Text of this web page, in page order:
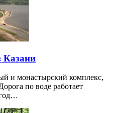
Казани
и монастырский комплекс,
по воде работает